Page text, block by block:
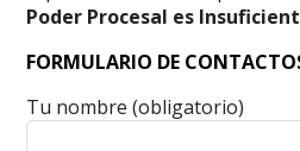
Poder Procesal es
FORMULARIO DE
Tu nombre (obligatorio)